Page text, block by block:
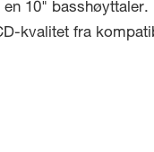
10" basshøyttaler.
kvalitet fra